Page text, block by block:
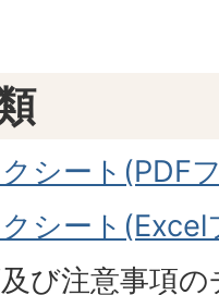
シート(PDF
シート
び注意事項